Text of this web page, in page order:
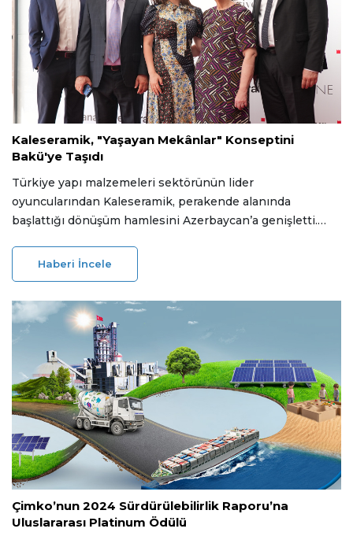
09 Temmuz 2026
Kaleseramik, "Yaşayan Mekânlar" Konseptini
Bakü'ye Taşıdı
Türkiye yapı malzemeleri sektörünün lider
oyuncularından Kaleseramik, perakende alanında
başlattığı dönüşüm hamlesini Azerbaycan’a genişletti.
bayrağını taşıyan iş ortağı "Kale Azerbaycan"ın tamamen
yenilenen mağazası, bütüncül bir deneyim merkezi olarak
Haberi İncele
07 Temmuz 2026
Çimko’nun 2024 Sürdürülebilirlik Raporu’na
Uluslararası Platinum Ödülü